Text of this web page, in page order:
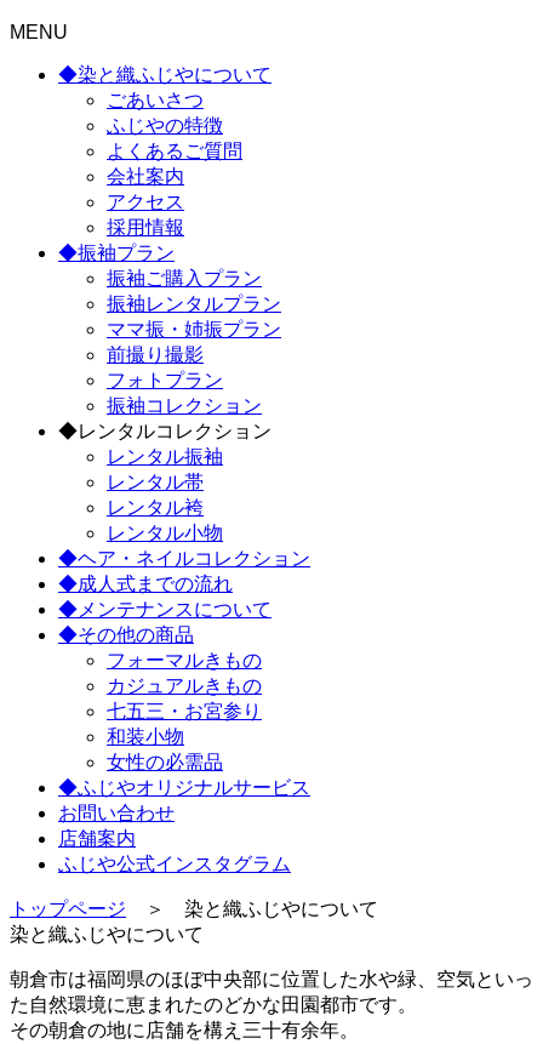
MENU
◆染と織ふじやについて
ごあいさつ
ふじやの特徴
よくあるご質問
会社案内
アクセス
採用情報
◆振袖プラン
振袖ご購入プラン
振袖レンタルプラン
ママ振・姉振プラン
前撮り撮影
フォトプラン
振袖コレクション
◆レンタルコレクション
レンタル振袖
レンタル帯
レンタル袴
レンタル小物
◆ヘア・ネイルコレクション
◆成人式までの流れ
◆メンテナンスについて
◆その他の商品
フォーマルきもの
カジュアルきもの
七五三・お宮参り
和装小物
女性の必需品
◆ふじやオリジナルサービス
お問い合わせ
店舗案内
ふじや公式インスタグラム
トップページ ＞ 染と織ふじやについて
染と織ふじやについて
朝倉市は福岡県のほぼ中央部に位置した水や緑、空気といっ
た自然環境に恵まれたのどかな田園都市です。
その朝倉の地に店舗を構え三十有余年。